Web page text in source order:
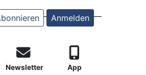
Anmelden
Newsletter App